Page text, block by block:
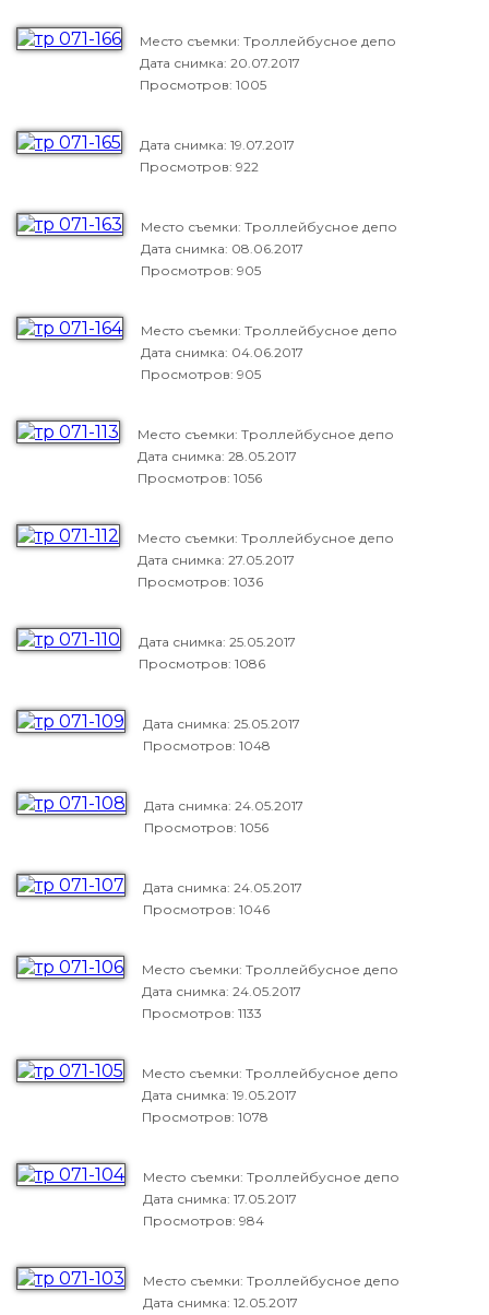
Место съемки: Троллейбусное депо
Дата снимка: 20.07.2017
Просмотров: 1005
Дата снимка: 19.07.2017
Просмотров: 922
Место съемки: Троллейбусное депо
Дата снимка: 08.06.2017
Просмотров: 905
Место съемки: Троллейбусное депо
Дата снимка: 04.06.2017
Просмотров: 905
Место съемки: Троллейбусное депо
Дата снимка: 28.05.2017
Просмотров: 1056
Место съемки: Троллейбусное депо
Дата снимка: 27.05.2017
Просмотров: 1036
Дата снимка: 25.05.2017
Просмотров: 1086
Дата снимка: 25.05.2017
Просмотров: 1048
Дата снимка: 24.05.2017
Просмотров: 1056
Дата снимка: 24.05.2017
Просмотров: 1046
Место съемки: Троллейбусное депо
Дата снимка: 24.05.2017
Просмотров: 1133
Место съемки: Троллейбусное депо
Дата снимка: 19.05.2017
Просмотров: 1078
Место съемки: Троллейбусное депо
Дата снимка: 17.05.2017
Просмотров: 984
Место съемки: Троллейбусное депо
Дата снимка: 12.05.2017